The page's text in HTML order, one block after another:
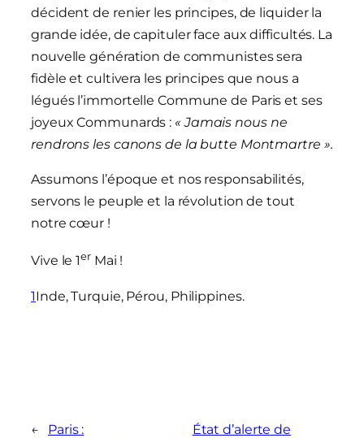
décident de renier les principes, de liquider la
grande idée, de capituler face aux difficultés. La
nouvelle génération de communistes sera
fidèle et cultivera les principes que nous a
légués l’immortelle Commune de Paris et ses
joyeux Communards : « Jamais nous ne
rendrons les canons de la butte Montmartre ».
Assumons l’époque et nos responsabilités,
servons le peuple et la révolution de tout
notre cœur !
Vive le 1er Mai !
1Inde, Turquie, Pérou, Philippines.
←
Paris :
État d’alerte de